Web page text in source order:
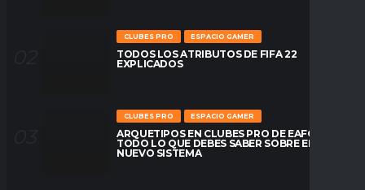
CLUBES PRO ESPACIO GAMER
TODOS LOS ATRIBUTOS DE FIFA 22
EXPLICADOS
CLUBES PRO ESPACIO GAMER
ARQUETIPOS EN CLUBES PRO DE EAFC26:
TODO LO QUE DEBES SABER SOBRE EL
NUEVO SISTEMA